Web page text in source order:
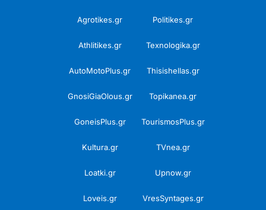
Agrotikes.gr Politikes.gr
Athlitikes.gr Texnologika.gr
AutoMotoPlus.gr Thisishellas.gr
GnosiGiaOlous.gr Topikanea.gr
GoneisPlus.gr TourismosPlus.gr
Kultura.gr TVnea.gr
Loatki.gr Upnow.gr
Loveis.gr VresSyntages.gr